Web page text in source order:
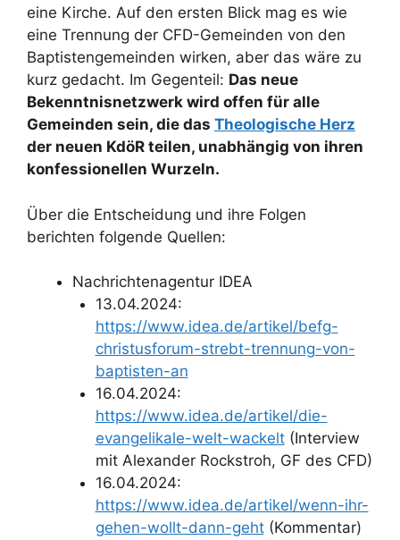
eine Kirche. Auf den ersten Blick mag es wie
eine Trennung der CFD-Gemeinden von den
Baptistengemeinden wirken, aber das wäre zu
kurz gedacht. Im Gegenteil: Das neue
Bekenntnisnetzwerk wird offen für alle
Gemeinden sein, die das Theologische Herz
der neuen KdöR teilen, unabhängig von ihren
konfessionellen Wurzeln.
Über die Entscheidung und ihre Folgen
berichten folgende Quellen:
Nachrichtenagentur IDEA
13.04.2024:
https://www.idea.de/artikel/befg-
christusforum-strebt-trennung-von-
baptisten-an
16.04.2024:
https://www.idea.de/artikel/die-
evangelikale-welt-wackelt(Interview
mit Alexander Rockstroh, GF des CFD)
16.04.2024:
https://www.idea.de/artikel/wenn-ihr-
gehen-wollt-dann-geht(Kommentar)